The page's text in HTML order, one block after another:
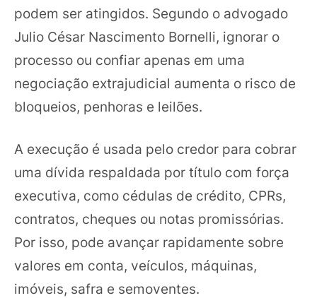
podem ser atingidos. Segundo o advogado
Julio César Nascimento Bornelli, ignorar o
processo ou confiar apenas em uma
negociação extrajudicial aumenta o risco de
bloqueios, penhoras e leilões.
A execução é usada pelo credor para cobrar
uma dívida respaldada por título com força
executiva, como cédulas de crédito, CPRs,
contratos, cheques ou notas promissórias.
Por isso, pode avançar rapidamente sobre
valores em conta, veículos, máquinas,
imóveis, safra e semoventes.